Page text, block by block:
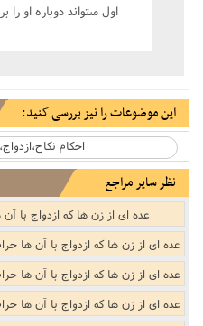
اول مىتواند دوباره او
این موضوعات را نیز بررسی کنید:
احکام
نظر سایر مراجع
عده ای از زن ها که ازدواج با